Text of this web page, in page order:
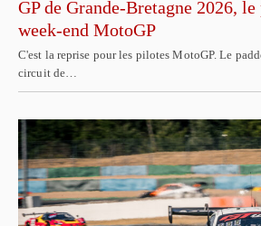
GP de Grande-Bretagne 2026,
week-end MotoGP
C'est la reprise pour les pilotes MotoGP. Le
circuit de…